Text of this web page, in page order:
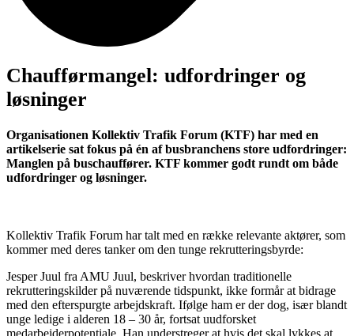
Chaufførmangel: udfordringer og
løsninger
Organisationen Kollektiv Trafik Forum (KTF) har med en
artikelserie sat fokus på én af busbranchens store udfordringer:
Manglen på buschauffører. KTF kommer godt rundt om både
udfordringer og løsninger.
Kollektiv Trafik Forum har talt med en række relevante aktører, som
kommer med deres tanker om den tunge rekrutteringsbyrde:
Jesper Juul fra AMU Juul, beskriver hvordan traditionelle
rekrutteringskilder på nuværende tidspunkt, ikke formår at bidrage
med den efterspurgte arbejdskraft. Ifølge ham er der dog, især blandt
unge ledige i alderen 18 – 30 år, fortsat uudforsket